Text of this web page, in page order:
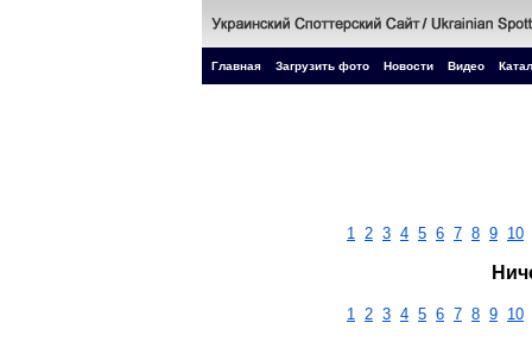
Главная Загрузить фото Новости Видео
1 2 3 4 5 6 7 8 9 10
1 2 3 4 5 6 7 8 9 10